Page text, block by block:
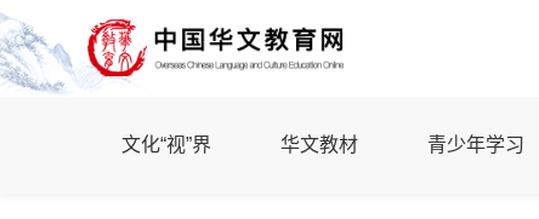
文化“视”界 华文教材 青少年学习